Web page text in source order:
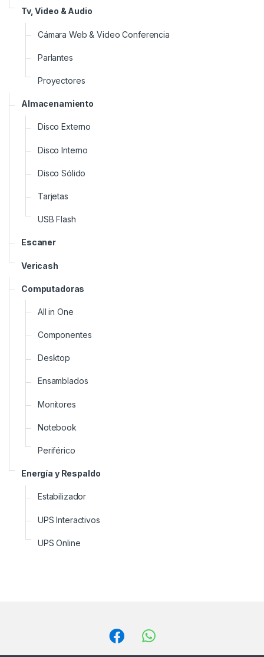
Tv, Video & Audio
Cámara Web & Video Conferencia
Parlantes
Proyectores
Almacenamiento
Disco Externo
Disco Interno
Disco Sólido
Tarjetas
USB Flash
Escaner
Vericash
Computadoras
All in One
Componentes
Desktop
Ensamblados
Monitores
Notebook
Periférico
Energía y Respaldo
Estabilizador
UPS Interactivos
UPS Online